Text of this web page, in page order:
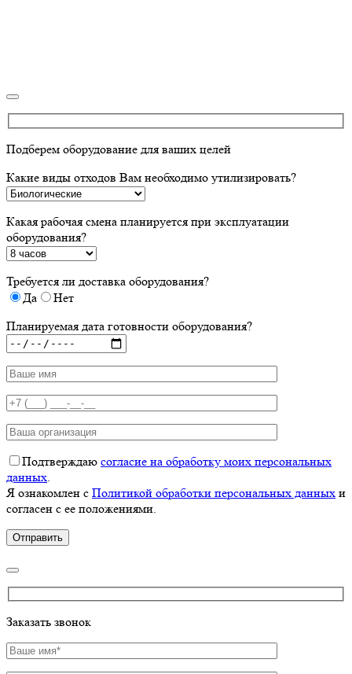
Подберем оборудование для ваших целей
Какие виды отходов Вам необходимо утилизировать?
Какая рабочая смена планируется при эксплуатации
оборудования?
Требуется ли доставка оборудования?
Да
Нет
Планируемая дата готовности оборудования?
Подтверждаю согласие на обработку моих персональных
данных
Я ознакомлен с Политикой обработки персональных данных и
согласен с ее положениями.
Заказать звонок